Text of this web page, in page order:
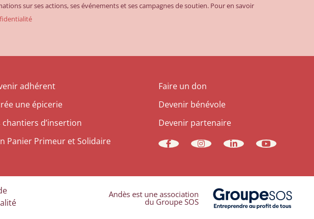
sur ses actions, ses événements et ses campagnes de soutien. Pour en savoir
adhérent
une épicerie
chantiers d’insertion
Panier Primeur et Solidaire
Faire un don
Devenir bénévole
Devenir partenaire
Andès est une association
du Groupe SOS